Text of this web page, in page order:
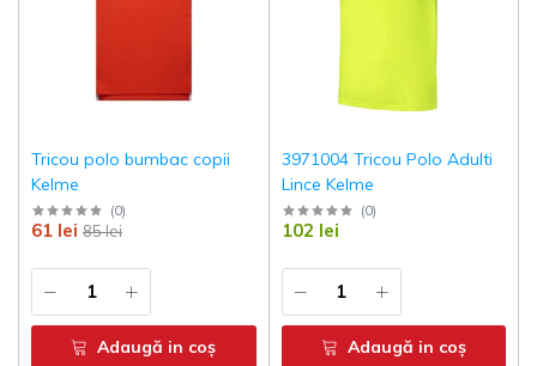
Descoperă noile colecții sportive
Fii mereu în mișcare!
Tricou polo bumbac copii
Kelme
(0)
85 lei
61 lei
Adaugă in coş
3971004 Tricou Polo Adulti
Lince Kelme
(0)
102 lei
Adaugă in coş